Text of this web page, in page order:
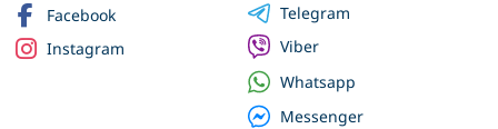
Facebook
Instagram
Telegram
Viber
Whatsapp
Messenger